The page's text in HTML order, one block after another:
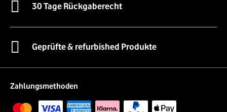
30 Tage Rückgaberecht
Geprüfte & refurbished Produkte
Zahlungsmethoden